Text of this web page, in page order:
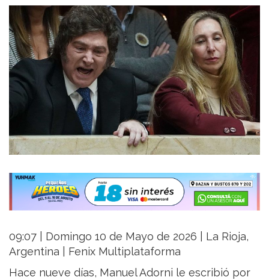
09:07 | Domingo 10 de Mayo de 2026 | La Rioja,
Argentina | Fenix Multiplataforma
Hace nueve días, Manuel Adorni le escribió por